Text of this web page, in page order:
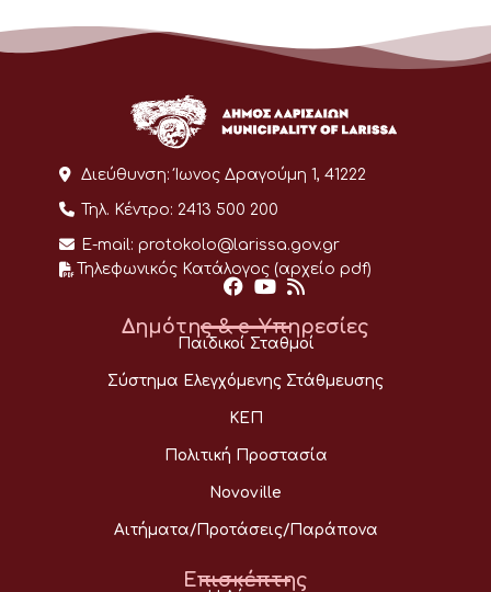
Διεύθυνση: Ίωνος Δραγούμη 1, 41222
Τηλ. Κέντρο: 2413 500 200
E-mail: protokolo@larissa.gov.gr
Τηλεφωνικός Κατάλογος (αρχείο pdf)
Δημότης & e-Υπηρεσίες
Παιδικοί Σταθμοί
Σύστημα Ελεγχόμενης Στάθμευσης
ΚΕΠ
Πολιτική Προστασία
Novoville
Αιτήματα/Προτάσεις/Παράπονα
Επισκέπτης